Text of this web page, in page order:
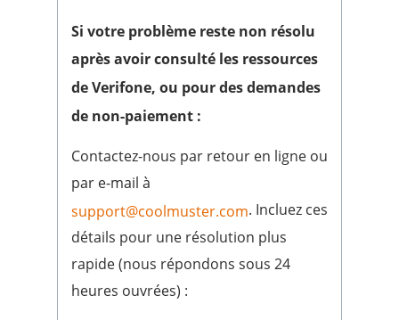
Si votre problème reste non résolu
après avoir consulté les ressources
de Verifone, ou pour des demandes
de non-paiement :
Contactez-nous par retour en ligne ou
par e-mail à
support@coolmuster.com. Incluez ces
détails pour une résolution plus
rapide (nous répondons sous 24
heures ouvrées) :